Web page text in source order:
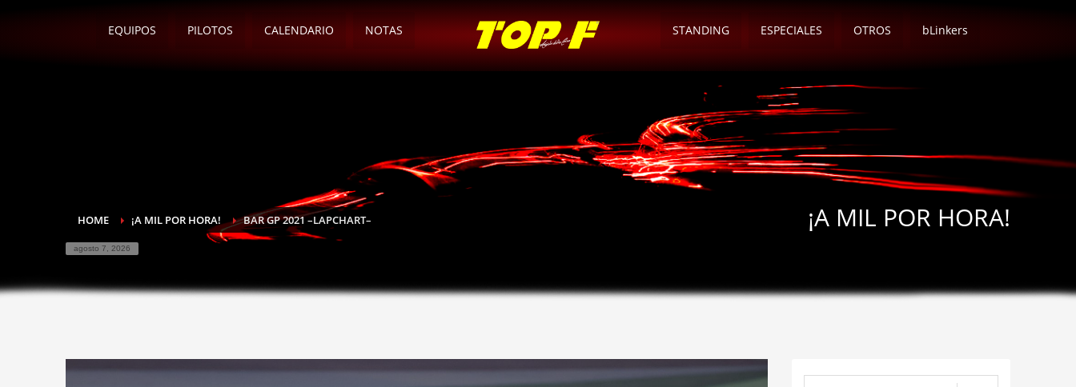
EQUIPOS PILOTOS CALENDARIO NOTAS STANDING ESPECIALES OTROS bLinkers
HOME ¡A MIL POR HORA! BAR GP 2021 –LAPCHART–
agosto 7, 2026
¡A MIL POR HORA!